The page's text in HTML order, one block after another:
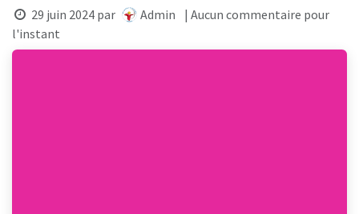
29 juin 2024 par Admin
| Aucun commentaire pour
l'instant